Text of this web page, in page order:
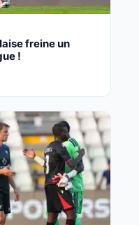
freine un
!